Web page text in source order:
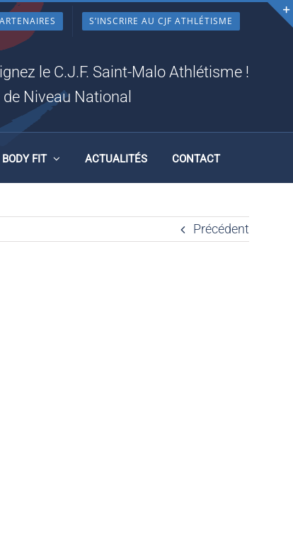
S’INSCRIRE AU CJF ATHLÉTISME
le C.J.F. Saint-Malo Athlétisme !
de Niveau National
BODY FIT ACTUALITÉS CONTACT
Précédent